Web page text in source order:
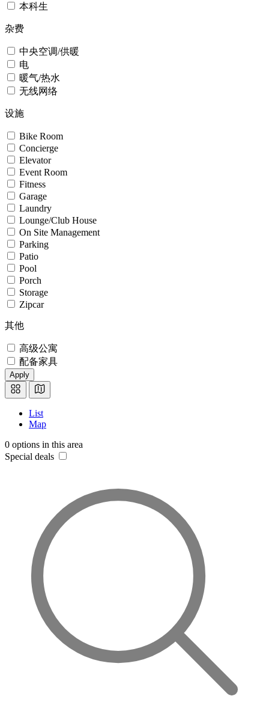
本科生
杂费
中央空调/供暖
电
暖气/热水
无线网络
设施
Bike Room
Concierge
Elevator
Event Room
Fitness
Garage
Laundry
Lounge/Club House
On Site Management
Parking
Patio
Pool
Porch
Storage
Zipcar
其他
高级公寓
配备家具
Apply
List
Map
0 options in this area
Special deals